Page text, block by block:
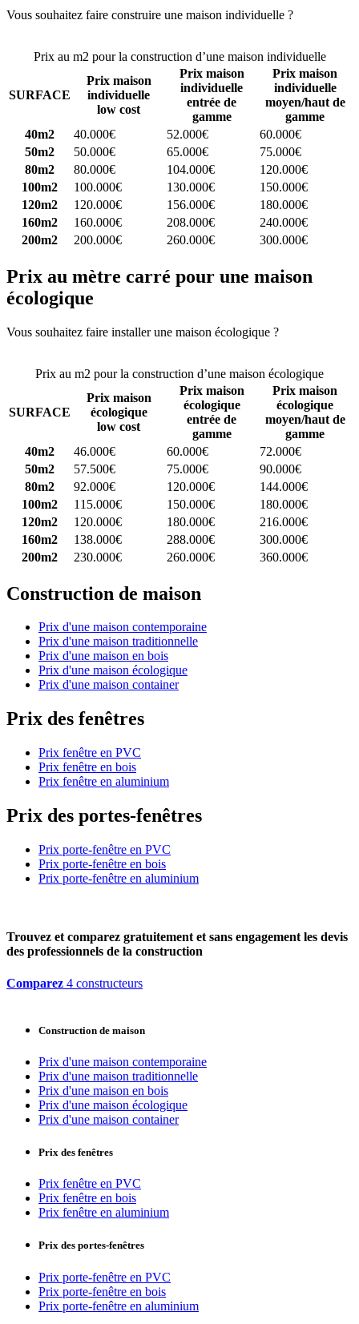
Vous souhaitez faire construire une maison individuelle ?
Prix au m2 pour la construction d’une maison individuelle
SURFACE
Prix maison
individuelle
low cost
Prix maison
individuelle
entrée de
gamme
Prix maison
individuelle
moyen/haut de
gamme
40m2
40.000€ 52.000€
60.000€
50m2
50.000€ 65.000€
75.000€
80m2
80.000€ 104.000€
120.000€
100m2
100.000€ 130.000€
150.000€
120m2
120.000€ 156.000€
180.000€
160m2
160.000€ 208.000€
240.000€
200m2
200.000€ 260.000€ 300.000€
Prix au mètre carré pour une maison
écologique
Vous souhaitez faire installer une maison écologique ?
Prix au m2 pour la construction d’une maison écologique
SURFACE
Prix maison
écologique
low cost
Prix maison
écologique
entrée de
gamme
Prix maison
écologique
moyen/haut de
gamme
40m2
46.000€ 60.000€
72.000€
50m2
57.500€ 75.000€
90.000€
80m2
92.000€ 120.000€
144.000€
100m2
115.000€ 150.000€
180.000€
120m2
120.000€ 180.000€
216.000€
160m2
138.000€ 288.000€
300.000€
200m2
230.000€ 260.000€ 360.000€
Construction de maison
Prix d'une maison contemporaine
Prix d'une maison traditionnelle
Prix d'une maison en bois
Prix d'une maison écologique
Prix d'une maison container
Prix des fenêtres
Prix fenêtre en PVC
Prix fenêtre en bois
Prix fenêtre en aluminium
Prix des portes-fenêtres
Prix porte-fenêtre en PVC
Prix porte-fenêtre en bois
Prix porte-fenêtre en aluminium
Trouvez et comparez gratuitement et sans engagement les devis
des professionnels de la construction
Comparez 4 constructeurs
Construction de maison
Prix d'une maison contemporaine
Prix d'une maison traditionnelle
Prix d'une maison en bois
Prix d'une maison écologique
Prix d'une maison container
Prix des fenêtres
Prix fenêtre en PVC
Prix fenêtre en bois
Prix fenêtre en aluminium
Prix des portes-fenêtres
Prix porte-fenêtre en PVC
Prix porte-fenêtre en bois
Prix porte-fenêtre en aluminium